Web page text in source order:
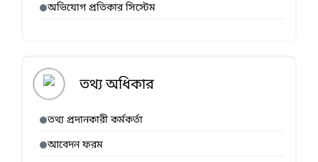
অভিযোগ প্রতিকার সিস্টেম
তথ্য অধিকার
তথ্য প্রদানকারী কর্মকর্তা
আবেদন ফরম